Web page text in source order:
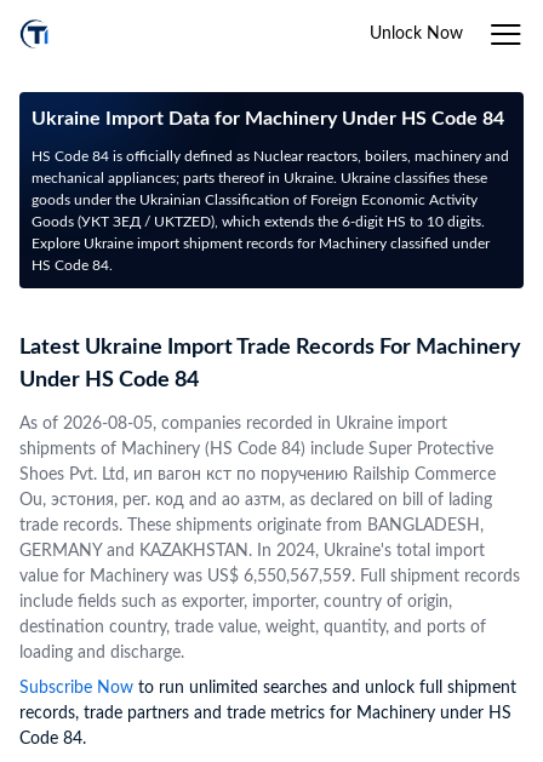
Unlock Now
Ukraine Import Data for Machinery Under HS Code 84
HS Code 84 is officially defined as Nuclear reactors, boilers, machinery and
mechanical appliances; parts thereof in Ukraine. Ukraine classifies these
goods under the Ukrainian Classification of Foreign Economic Activity
Goods (УКТ ЗЕД / UKTZED), which extends the 6-digit HS to 10 digits.
Explore Ukraine import shipment records for Machinery classified under
HS Code 84.
Latest Ukraine Import Trade Records For Machinery
Under HS Code 84
As of 2026-08-05, companies recorded in Ukraine import
shipments of Machinery (HS Code 84) include Super Protective
Shoes Pvt. Ltd, ип вагон кст по поручению Railship Commerce
Ou, эстония, рег. код and ао азтм, as declared on bill of lading
trade records. These shipments originate from BANGLADESH,
GERMANY and KAZAKHSTAN. In 2024, Ukraine's total import
value for Machinery was US$ 6,550,567,559. Full shipment records
include fields such as exporter, importer, country of origin,
destination country, trade value, weight, quantity, and ports of
loading and discharge.
Subscribe Now to run unlimited searches and unlock full shipment
records, trade partners and trade metrics for Machinery under HS
Code 84.